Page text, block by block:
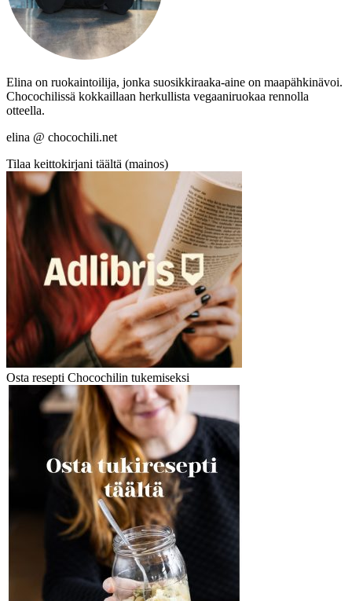
Elina on ruokaintoilija, jonka suosikkiraaka-aine on maapähkinävoi.
Chocochilissä kokkaillaan herkullista vegaaniruokaa rennolla
otteella.
elina @ chocochili.net
Tilaa keittokirjani täältä (mainos)
Osta resepti Chocochilin tukemiseksi